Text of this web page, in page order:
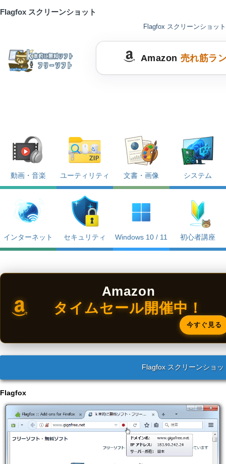
Flagfox スクリーンショット
Flagfox スクリーンショット
Amazon 売れ筋ラ
動画・音楽 ユーティリティ 文書・画像 システム
インターネット セキュリティ Windows 10 / 11 初心者講座
Amazon
タイムセール開催中！
今すぐ見る
Flagfox スクリーンショッ
Flagfox